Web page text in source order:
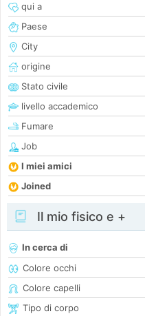
qui a
Paese
City
origine
Stato civile
livello accademico
Fumare
Job
I miei amici
Joined
Il mio fisico e +
In cerca di
Colore occhi
Colore capelli
Tipo di corpo